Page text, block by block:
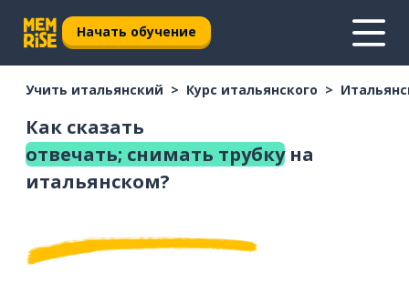
Начать обучение
Учить итальянский Курс итальянского
Как сказать
отвечать; снимать трубкуна
итальянском?